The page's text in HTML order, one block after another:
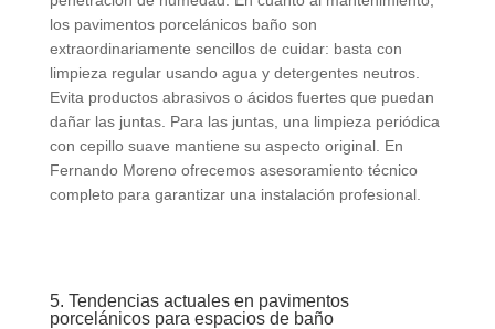
los pavimentos porcelánicos baño son
extraordinariamente sencillos de cuidar: basta con
limpieza regular usando agua y detergentes neutros.
Evita productos abrasivos o ácidos fuertes que puedan
dañar las juntas. Para las juntas, una limpieza periódica
con cepillo suave mantiene su aspecto original. En
Fernando Moreno ofrecemos asesoramiento técnico
completo para garantizar una instalación profesional.
5. Tendencias actuales en pavimentos
porcelánicos para espacios de baño